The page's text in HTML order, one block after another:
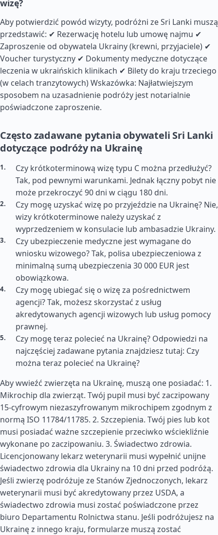
wizę?
Aby potwierdzić powód wizyty, podróżni ze Sri Lanki muszą
przedstawić: ✔ Rezerwację hotelu lub umowę najmu ✔
Zaproszenie od obywatela Ukrainy (krewni, przyjaciele) ✔
Voucher turystyczny ✔ Dokumenty medyczne dotyczące
leczenia w ukraińskich klinikach ✔ Bilety do kraju trzeciego
(w celach tranzytowych) Wskazówka: Najłatwiejszym
sposobem na uzasadnienie podróży jest notarialnie
poświadczone zaproszenie.
Często zadawane pytania obywateli Sri Lanki
dotyczące podróży na Ukrainę
Czy krótkoterminową wizę typu C można przedłużyć?
Tak, pod pewnymi warunkami. Jednak łączny pobyt nie
może przekroczyć 90 dni w ciągu 180 dni.
Czy mogę uzyskać wizę po przyjeździe na Ukrainę? Nie,
wizy krótkoterminowe należy uzyskać z
wyprzedzeniem w konsulacie lub ambasadzie Ukrainy.
Czy ubezpieczenie medyczne jest wymagane do
wniosku wizowego? Tak, polisa ubezpieczeniowa z
minimalną sumą ubezpieczenia 30 000 EUR jest
obowiązkowa.
Czy mogę ubiegać się o wizę za pośrednictwem
agencji? Tak, możesz skorzystać z usług
akredytowanych agencji wizowych lub usług pomocy
prawnej.
Czy mogę teraz polecieć na Ukrainę? Odpowiedzi na
najczęściej zadawane pytania znajdziesz tutaj: Czy
można teraz polecieć na Ukrainę?
Aby wwieźć zwierzęta na Ukrainę, muszą one posiadać: 1.
Mikrochip dla zwierząt. Twój pupil musi być zaczipowany
15-cyfrowym niezaszyfrowanym mikrochipem zgodnym z
normą ISO 11784/11785. 2. Szczepienia. Twój pies lub kot
musi posiadać ważne szczepienie przeciwko wściekliźnie
wykonane po zaczipowaniu. 3. Świadectwo zdrowia.
Licencjonowany lekarz weterynarii musi wypełnić unijne
świadectwo zdrowia dla Ukrainy na 10 dni przed podróżą.
Jeśli zwierzę podróżuje ze Stanów Zjednoczonych, lekarz
weterynarii musi być akredytowany przez USDA, a
świadectwo zdrowia musi zostać poświadczone przez
biuro Departamentu Rolnictwa stanu. Jeśli podróżujesz na
Ukrainę z innego kraju, formularze muszą zostać